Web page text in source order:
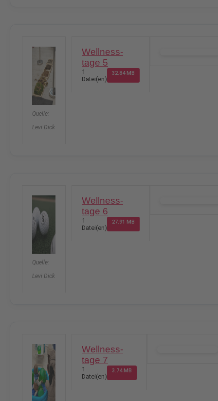
Quelle:
Levi Dick
Wellness-
tage 5
1
Datei(en)
32.84 MB
Quelle:
Levi Dick
Wellness-
tage 6
1
Datei(en)
27.91 MB
Wellness-
tage 7
1
Datei(en)
3.74 MB